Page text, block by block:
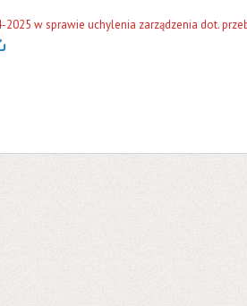
2025 w sprawie uchylenia zarządzenia dot.